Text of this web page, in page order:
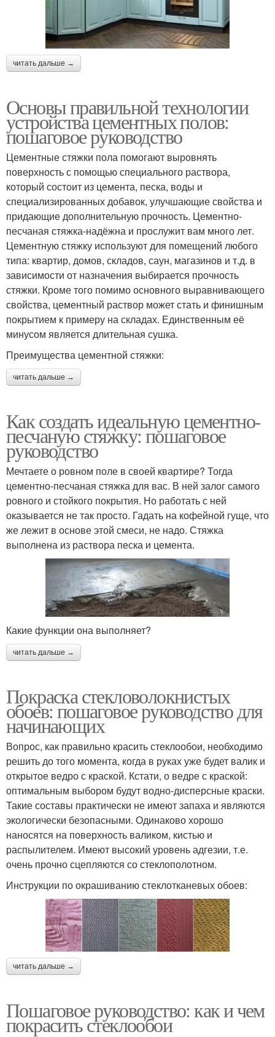
читать дальше →
Основы правильной технологии
устройства цементных полов:
пошаговое руководство
Цементные стяжки пола помогают выровнять
поверхность с помощью специального раствора,
который состоит из цемента, песка, воды и
специализированных добавок, улучшающие свойства и
придающие дополнительную прочность. Цементно-
песчаная стяжка-надёжна и прослужит вам много лет.
Цементную стяжку используют для помещений любого
типа: квартир, домов, складов, саун, магазинов и т.д. в
зависимости от назначения выбирается прочность
стяжки. Кроме того помимо основного выравнивающего
свойства, цементный раствор может стать и финишным
покрытием к примеру на складах. Единственным её
минусом является длительная сушка.
Преимущества цементной стяжки:
читать дальше →
Как создать идеальную цементно-
песчаную стяжку: пошаговое
руководство
Мечтаете о ровном поле в своей квартире? Тогда
цементно-песчаная стяжка для вас. В ней залог самого
ровного и стойкого покрытия. Но работать с ней
оказывается не так просто. Гадать на кофейной гуще, что
же лежит в основе этой смеси, не надо. Стяжка
выполнена из раствора песка и цемента.
Какие функции она выполняет?
читать дальше →
Покраска стекловолокнистых
обоев: пошаговое руководство для
начинающих
Вопрос, как правильно красить стеклообои, необходимо
решить до того момента, когда в руках уже будет валик и
открытое ведро с краской. Кстати, о ведре с краской:
оптимальным выбором будут водно-дисперсные краски.
Такие составы практически не имеют запаха и являются
экологически безопасными. Одинаково хорошо
наносятся на поверхность валиком, кистью и
распылителем. Имеют высокий уровень адгезии, т.е.
очень прочно сцепляются со стеклополотном.
Инструкции по окрашиванию стеклотканевых обоев:
читать дальше →
Пошаговое руководство: как и чем
покрасить стеклообои